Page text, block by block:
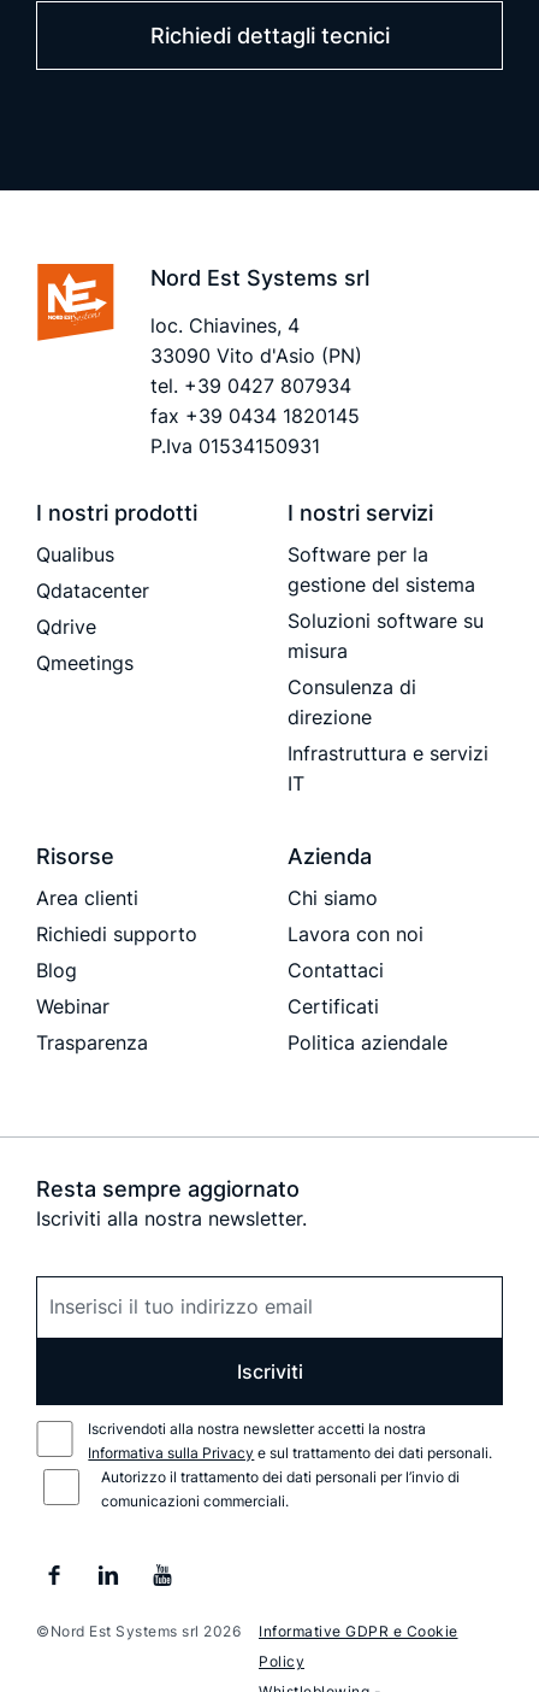
Richiedi dettagli tecnici
Nord Est Systems srl
loc. Chiavines, 4
33090 Vito d'Asio (PN)
tel. +39 0427 807934
fax +39 0434 1820145
P.Iva 01534150931
I nostri prodotti
Qualibus
Qdatacenter
Qdrive
Qmeetings
I nostri servizi
Software per la
gestione del sistema
Soluzioni software su
misura
Consulenza di
direzione
Infrastruttura e servizi
IT
Risorse
Area clienti
Richiedi supporto
Blog
Webinar
Trasparenza
Azienda
Chi siamo
Lavora con noi
Contattaci
Certificati
Politica aziendale
Resta sempre aggiornato
Iscriviti alla nostra newsletter.
Iscriviti
Iscrivendoti alla nostra newsletter accetti la nostra
Informativa sulla Privacy e sul trattamento dei dati personali.
Autorizzo il trattamento dei dati personali per l’invio di
comunicazioni commerciali.
©Nord Est Systems srl 2026
Informative GDPR e Cookie
Policy